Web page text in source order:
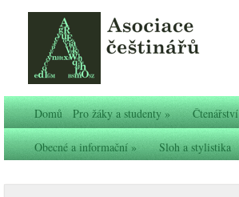
Domů Pro žáky a studenty» Čtenářství
Obecné a informační» Sloh a stylistika